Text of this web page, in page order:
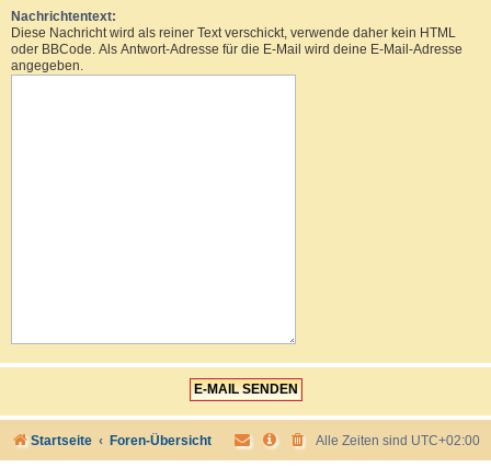
Nachrichtentext:
Diese Nachricht wird als reiner Text verschickt, verwende daher kein HTML
oder BBCode. Als Antwort-Adresse für die E-Mail wird deine E-Mail-Adresse
angegeben.
Startseite Foren-Übersicht Alle Zeiten sind UTC+02:00